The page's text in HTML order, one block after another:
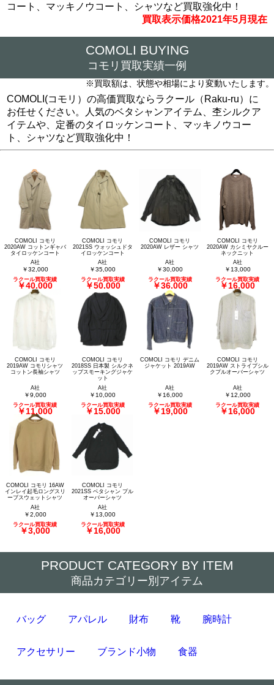
コート、マッキノウコート、シャツなど買取強化中！
買取表示価格2021年5月現在
COMOLI BUYING
コモリ買取実績一例
※買取額は、状態や相場により変動いたします。
COMOLI(コモリ）の高価買取ならラクール（Raku-ru）に
お任せください。人気のベタシャンアイテム、杢シルクア
イテムや、定番のタイロッケンコート、マッキノウコー
ト、シャツなど買取強化中！
COMOLI コモリ
2020AW コットンギャバ
タイロッケンコート
A社
￥32,000
ラクール買取実績
￥40,000
COMOLI コモリ
2021SS ウォッシュドタ
イロッケンコート
A社
￥35,000
ラクール買取実績
￥50,000
COMOLI コモリ
2020AW レザー シャツ
A社
￥30,000
ラクール買取実績
￥36,000
COMOLI コモリ
2020AW カシミヤクルー
ネックニット
A社
￥13,000
ラクール買取実績
￥16,000
COMOLI コモリ
2019AW コモリシャツ
コットン長袖シャツ
A社
￥9,000
ラクール買取実績
￥11,000
COMOLI コモリ
2018SS 日本製 シルクネ
ップスモーキングジャケ
ット
A社
￥10,000
ラクール買取実績
￥15,000
COMOLI コモリ デニム
ジャケット 2019AW
A社
￥16,000
ラクール買取実績
￥19,000
COMOLI コモリ
2019AW ストライプシル
クプルオーバーシャツ
A社
￥12,000
ラクール買取実績
￥16,000
COMOLI コモリ 16AW
インレイ起毛ロングスリ
ーブスウェットシャツ
A社
￥2,000
ラクール買取実績
￥3,000
COMOLI コモリ
2021SS ベタシャン プル
オーバーシャツ
A社
￥13,000
ラクール買取実績
￥16,000
PRODUCT CATEGORY BY ITEM
商品カテゴリー別アイテム
バッグ アパレル 財布 靴 腕時計
アクセサリー ブランド小物 食器